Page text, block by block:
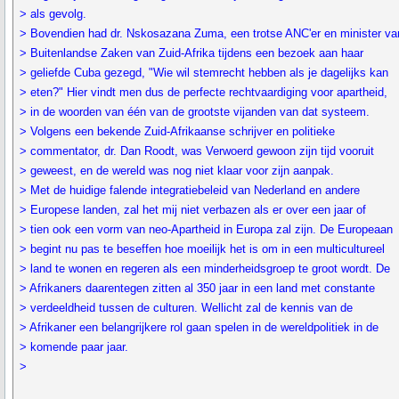
> als gevolg.
> Bovendien had dr. Nskosazana Zuma, een trotse ANC'er en minister
> Buitenlandse Zaken van Zuid-Afrika tijdens een bezoek aan haar
> geliefde Cuba gezegd, "Wie wil stemrecht hebben als je dagelijks kan
> eten?" Hier vindt men dus de perfecte rechtvaardiging voor apartheid,
> in de woorden van één van de grootste vijanden van dat systeem.
> Volgens een bekende Zuid-Afrikaanse schrijver en politieke
> commentator, dr. Dan Roodt, was Verwoerd gewoon zijn tijd vooruit
> geweest, en de wereld was nog niet klaar voor zijn aanpak.
> Met de huidige falende integratiebeleid van Nederland en andere
> Europese landen, zal het mij niet verbazen als er over een jaar of
> tien ook een vorm van neo-Apartheid in Europa zal zijn. De Europeaan
> begint nu pas te beseffen hoe moeilijk het is om in een multicultureel
> land te wonen en regeren als een minderheidsgroep te groot wordt. De
> Afrikaners daarentegen zitten al 350 jaar in een land met constante
> verdeeldheid tussen de culturen. Wellicht zal de kennis van de
> Afrikaner een belangrijkere rol gaan spelen in de wereldpolitiek in de
> komende paar jaar.
>